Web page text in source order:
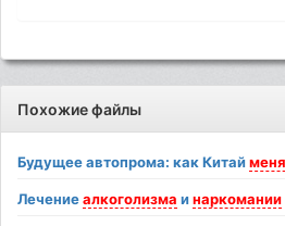
Похожие файлы
Будущее автопрома: как Китай
Лечениеалкоголизма инаркомании